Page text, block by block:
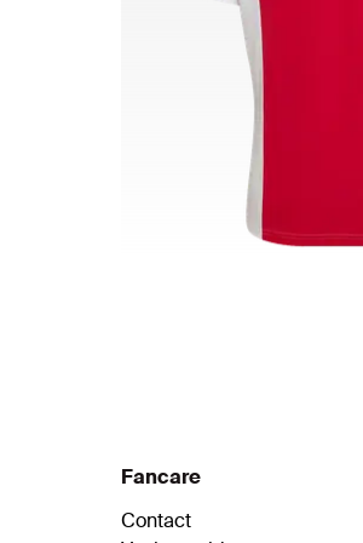
Fancare
Contact